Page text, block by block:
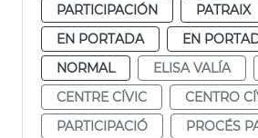
PARTICIPACIÓN
PATRAIX
EN PORTADA
EN
NORMAL
ELISA VALÍA
CENTRE CÍVIC
CENTRO
PARTICIPACIÓ
PROCÉS